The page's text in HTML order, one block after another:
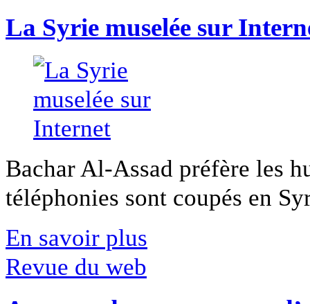
La Syrie muselée sur
Bachar Al-Assad préfère les
téléphonies sont coupés en
En savoir plus
Revue du web